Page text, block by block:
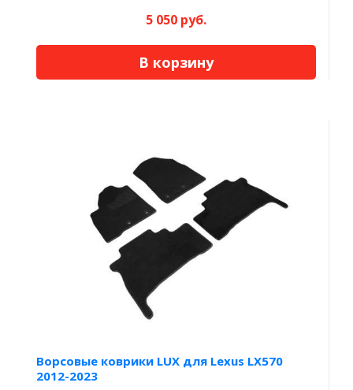
5 050 руб.
В корзину
Ворсовые коврики LUX для Lexus LX570
2012-2023